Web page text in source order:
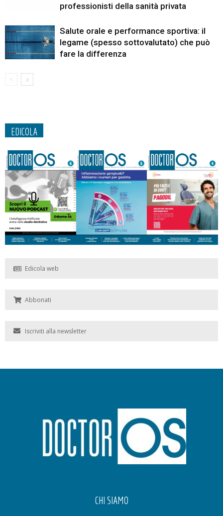
professionisti della sanità privata
Salute orale e performance sportiva: il
legame (spesso sottovalutato) che può
fare la differenza
EDICOLA
Edicola web
Abbonati
Iscriviti alla newsletter
CHI SIAMO